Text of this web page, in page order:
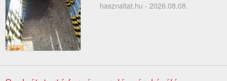
hasznaltat.hu - 2026.08.08.